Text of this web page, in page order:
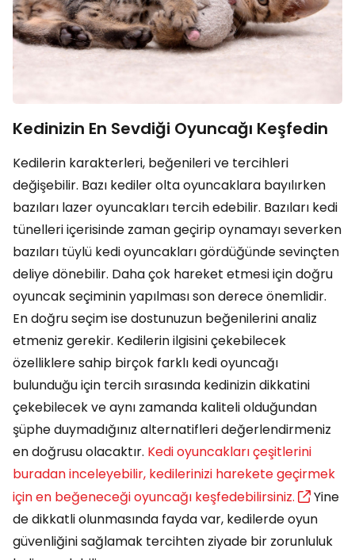
Kedinizin En Sevdiği Oyuncağı Keşfedin
Kedilerin karakterleri, beğenileri ve tercihleri
değişebilir. Bazı kediler olta oyuncaklara bayılırken
bazıları lazer oyuncakları tercih edebilir. Bazıları kedi
tünelleri içerisinde zaman geçirip oynamayı severken
bazıları tüylü kedi oyuncakları gördüğünde sevinçten
deliye dönebilir. Daha çok hareket etmesi için doğru
oyuncak seçiminin yapılması son derece önemlidir.
En doğru seçim ise dostunuzun beğenilerini analiz
etmeniz gerekir. Kedilerin ilgisini çekebilecek
özelliklere sahip birçok farklı kedi oyuncağı
bulunduğu için tercih sırasında kedinizin dikkatini
çekebilecek ve aynı zamanda kaliteli olduğundan
şüphe duymadığınız alternatifleri değerlendirmeniz
en doğrusu olacaktır. Kedi oyuncakları çeşitlerini
buradan inceleyebilir, kedilerinizi harekete geçirmek
için en beğeneceği oyuncağı keşfedebilirsiniz.
Yine
de dikkatli olunmasında fayda var, kedilerde oyun
güvenliğini sağlamak tercihten ziyade bir zorunluluk